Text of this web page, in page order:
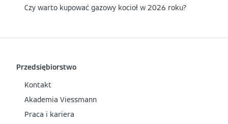
Czy warto kupować gazowy kocioł w 2026 roku?
Przedsiębiorstwo
Kontakt
Akademia Viessmann
Praca i kariera